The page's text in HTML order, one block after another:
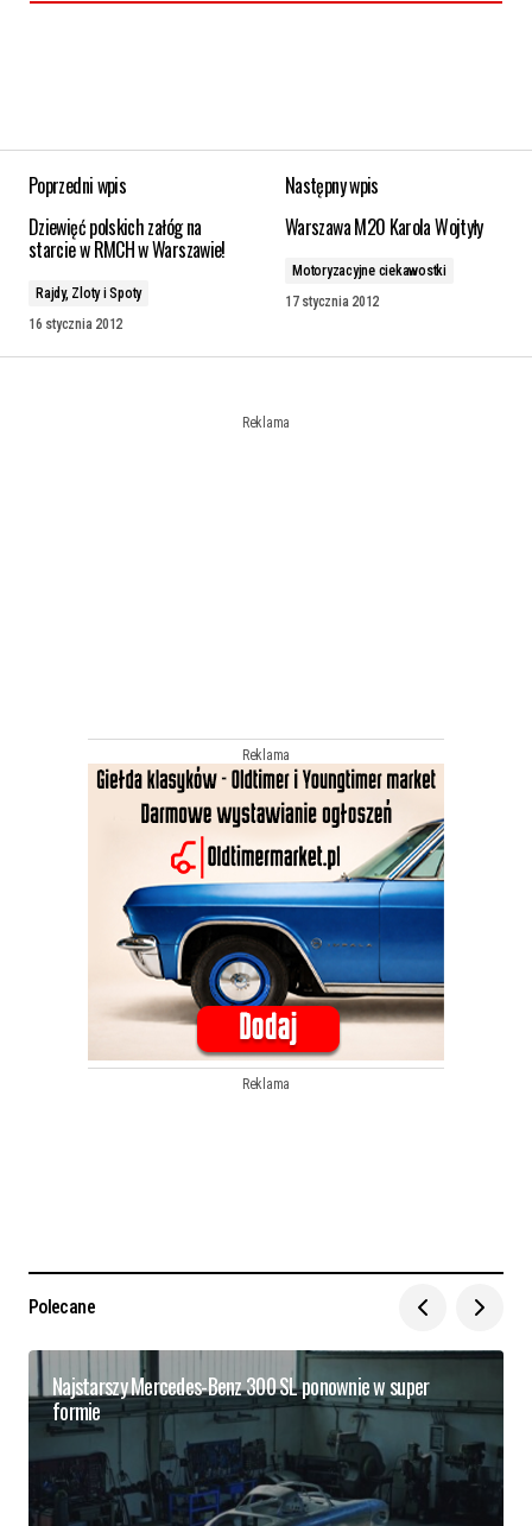
Poprzedni wpis
Dziewięć polskich załóg na
starcie w RMCH w Warszawie!
Rajdy, Zloty i Spoty
16 stycznia 2012
Następny wpis
Warszawa M20 Karola Wojtyły
Motoryzacyjne ciekawostki
17 stycznia 2012
Reklama
Reklama
Reklama
Polecane
Najstarszy Mercedes-Benz 300 SL ponownie w super
formie